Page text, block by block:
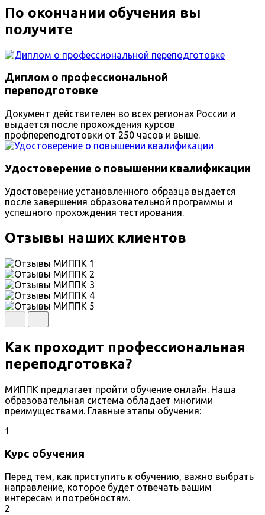
По окончании обучения вы
получите
Диплом о профессиональной
переподготовке
Документ действителен во всех регионах России и
выдается после прохождения курсов
профпереподготовки от 250 часов и выше.
Удостоверение о повышении квалификации
Удостоверение установленного образца выдается
после завершения образовательной программы и
успешного прохождения тестирования.
Отзывы наших клиентов
Как проходит профессиональная
переподготовка?
МИППК предлагает пройти обучение онлайн. Наша
образовательная система обладает многими
преимуществами. Главные этапы обучения:
1
Курс обучения
Перед тем, как приступить к обучению, важно выбрать
направление, которое будет отвечать вашим
интересам и потребностям.
2